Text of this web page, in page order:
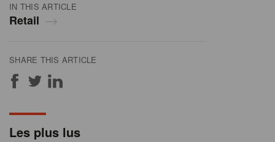
IN THIS ARTICLE
Retail
SHARE THIS ARTICLE
Les plus lus